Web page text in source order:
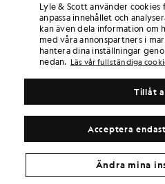
Lyle & Scott använder
anpassa innehållet och
kan även dela information om
med våra annonspartners i
hantera dina inställningar
nedan. Läs vår fullständiga
Acceptera
Tillåt
Ändra mina